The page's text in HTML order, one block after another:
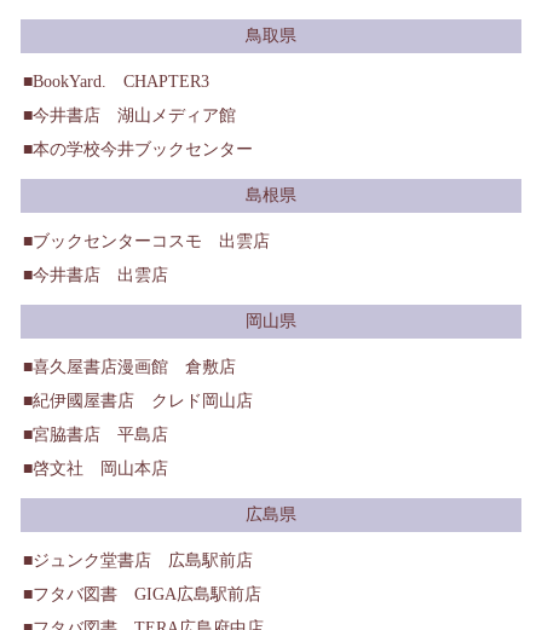
鳥取県
BookYard. CHAPTER3
今井書店 湖山メディア館
本の学校今井ブックセンター
島根県
ブックセンターコスモ 出雲店
今井書店 出雲店
岡山県
喜久屋書店漫画館 倉敷店
紀伊國屋書店 クレド岡山店
宮脇書店 平島店
啓文社 岡山本店
広島県
ジュンク堂書店 広島駅前店
フタバ図書 GIGA広島駅前店